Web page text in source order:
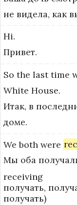
не видела, как
Hi.
Привет.
So the last time
White House.
Итак, в
доме.
We both were
Мы оба
receiving
получать,
получать)